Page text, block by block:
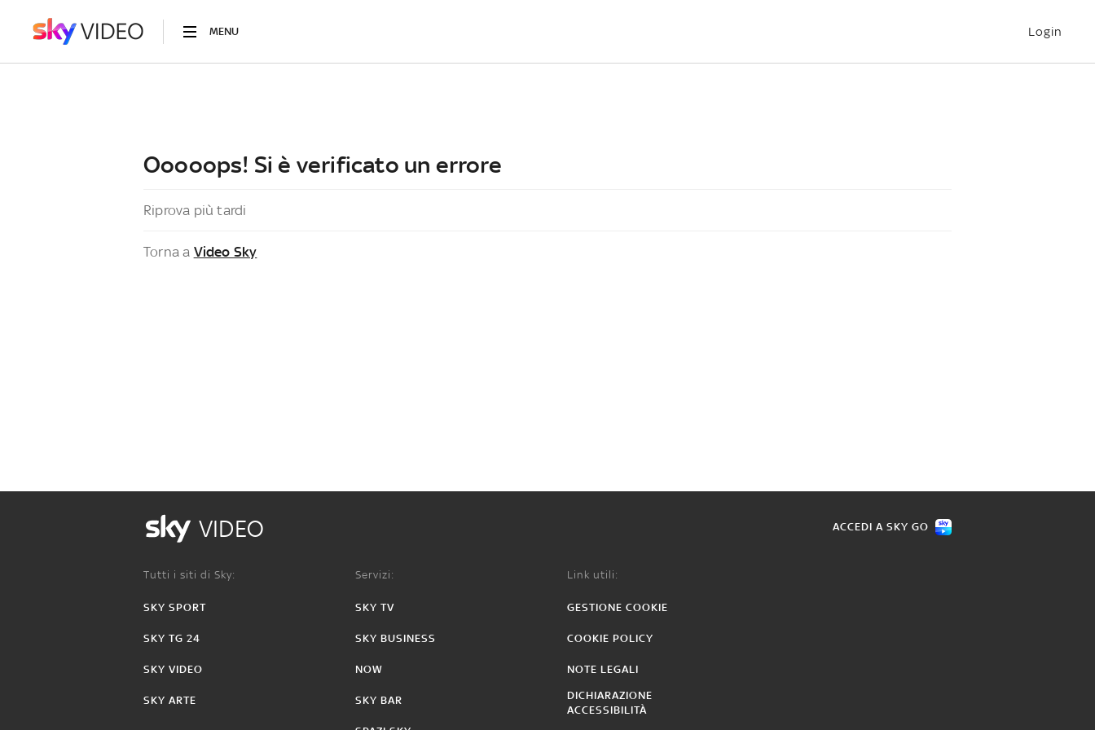
MENU Login
Ooooops! Si è verificato un errore
Riprova più tardi
Torna a Video Sky
VIDEO ACCEDI A SKY GO
Tutti i siti di Sky:
SKY SPORT
SKY TG 24
SKY VIDEO
SKY ARTE
Servizi:
SKY TV
SKY BUSINESS
NOW
SKY BAR
Link utili:
GESTIONE COOKIE
COOKIE POLICY
NOTE LEGALI
DICHIARAZIONE
ACCESSIBILITÀ